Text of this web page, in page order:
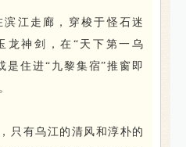
江走廊，穿梭于怪石迷
龙神剑，在“天下第一乌
是住进“九黎集宿”推窗即
只有乌江的清风和淳朴的